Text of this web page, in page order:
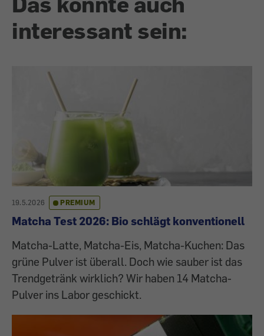
interessant sein:
19.5.2026 PREMIUM
Matcha Test 2026: Bio schlägt konventionell
Matcha-Latte, Matcha-Eis, Matcha-Kuchen: Das
grüne Pulver ist überall. Doch wie sauber ist das
Trendgetränk wirklich? Wir haben 14 Matcha-
Pulver ins Labor geschickt.